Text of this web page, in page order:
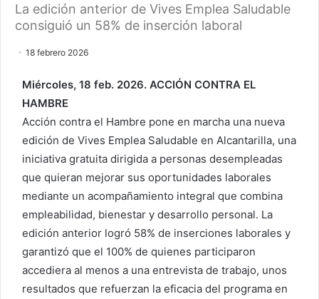
La edición anterior de Vives Emplea Saludable
consiguió un 58% de inserción laboral
18 febrero 2026
Miércoles, 18 feb. 2026. ACCIÓN CONTRA EL
HAMBRE
Acción contra el Hambre pone en marcha una nueva
edición de Vives Emplea Saludable en Alcantarilla, una
iniciativa gratuita dirigida a personas desempleadas
que quieran mejorar sus oportunidades laborales
mediante un acompañamiento integral que combina
empleabilidad, bienestar y desarrollo personal. La
edición anterior logró 58% de inserciones laborales y
garantizó que el 100% de quienes participaron
accediera al menos a una entrevista de trabajo, unos
resultados que refuerzan la eficacia del programa en